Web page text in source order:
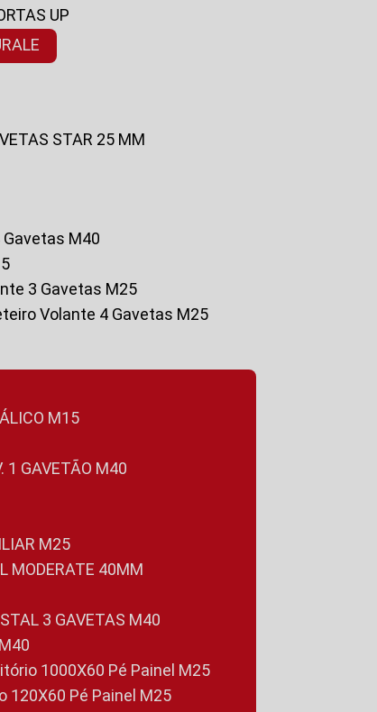
UP
STAR 25 MM
Gavetas M40
3 Gavetas M25
Volante 4 Gavetas M25
M15
1 GAVETÃO M40
M25
MODERATE 40MM
3 GAVETAS M40
1000X60 Pé Painel M25
120X60 Pé Painel M25